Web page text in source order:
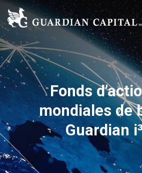
Fonds
mondiales de
Guardian